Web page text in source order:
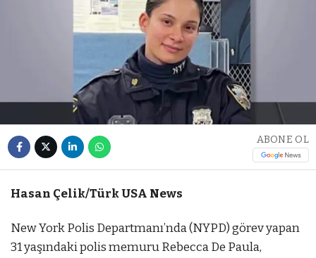
ABONE OL
Hasan Çelik/Türk USA News
New York Polis Departmanı’nda (NYPD) görev yapan
31 yaşındaki polis memuru Rebecca De Paula,